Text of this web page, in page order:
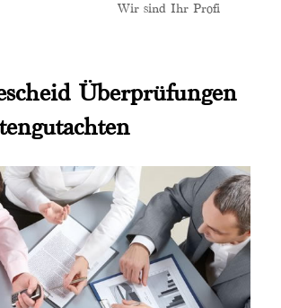
Wir sind Ihr Profi
Überprüfungen